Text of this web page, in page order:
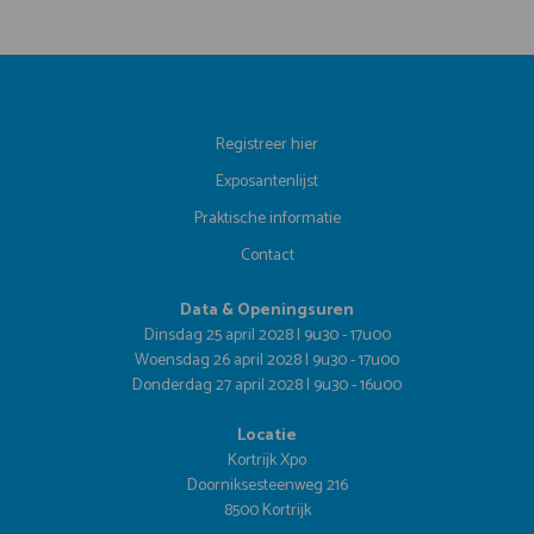
Registreer hier
Exposantenlijst
Praktische informatie
Contact
Data & Openingsuren
Dinsdag 25 april 2028 | 9u30 - 17u00
Woensdag 26 april 2028 | 9u30 - 17u00
Donderdag 27 april 2028 | 9u30 - 16u00
Locatie
Kortrijk Xpo
Doorniksesteenweg 216
8500 Kortrijk